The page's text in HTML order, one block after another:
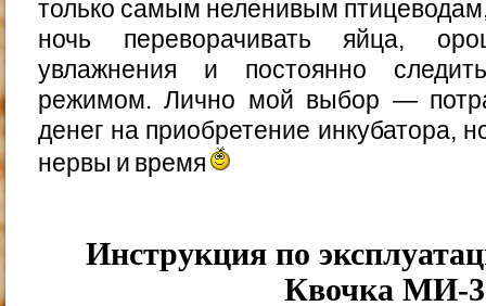
только самым неленивым
ночь переворачивать яйца,
увлажнения и постоянно
режимом. Лично мой выбор —
денег на приобретение инкубатора,
нервы и время
Инструкция по
Квочка МИ-